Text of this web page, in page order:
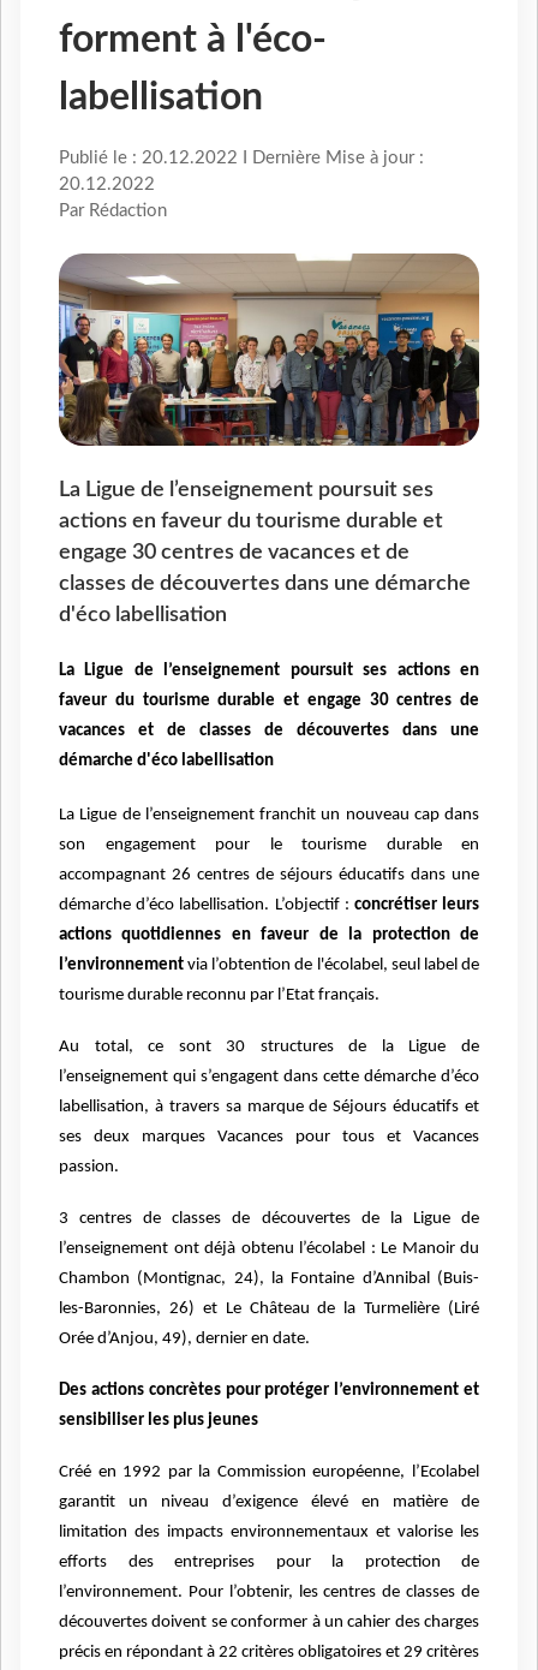
forment à l'éco-
labellisation
Publié le : 20.12.2022 I Dernière Mise à jour :
20.12.2022
Par Rédaction
La Ligue de l’enseignement poursuit ses
actions en faveur du tourisme durable et
engage 30 centres de vacances et de
classes de découvertes dans une démarche
d'éco labellisation
La Ligue de l’enseignement poursuit ses actions en
faveur du tourisme durable et engage 30 centres de
vacances et de classes de découvertes dans une
démarche d'éco labellisation
La Ligue de l’enseignement franchit un nouveau cap dans
son engagement pour le tourisme durable en
accompagnant 26 centres de séjours éducatifs dans une
démarche d’éco labellisation. L’objectif : concrétiser leurs
actions quotidiennes en faveur de la protection de
l’environnement via l’obtention de l'écolabel, seul label de
tourisme durable reconnu par l’Etat français.
Au total, ce sont 30 structures de la Ligue de
l’enseignement qui s’engagent dans cette démarche d’éco
labellisation, à travers sa marque de Séjours éducatifs et
ses deux marques Vacances pour tous et Vacances
passion.
3 centres de classes de découvertes de la Ligue de
l’enseignement ont déjà obtenu l’écolabel : Le Manoir du
Chambon (Montignac, 24), la Fontaine d’Annibal (Buis-
les-Baronnies, 26) et Le Château de la Turmelière (Liré
Orée d’Anjou, 49), dernier en date.
Des actions concrètes pour protéger l’environnement et
sensibiliser les plus jeunes
Créé en 1992 par la Commission européenne, l’Ecolabel
garantit un niveau d’exigence élevé en matière de
limitation des impacts environnementaux et valorise les
efforts des entreprises pour la protection de
l’environnement. Pour l’obtenir, les centres de classes de
découvertes doivent se conformer à un cahier des charges
précis en répondant à 22 critères obligatoires et 29 critères